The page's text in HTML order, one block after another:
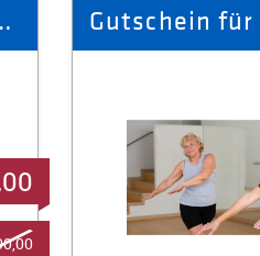
Elefantenreservat